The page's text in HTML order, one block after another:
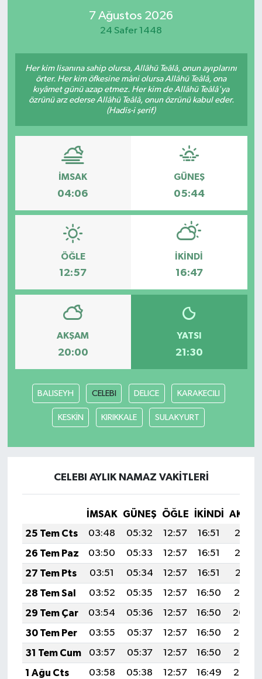
7 Ağustos 2026
24 Safer 1448
Her kim lisanına sahip olursa, Allâhü Teâlâ, onun ayıplarını
örter. Her kim öfkesine mâni olursa Allâhü Teâlâ, ona
kıyâmet günü azap etmez. Her kim de Allâhü Teâlâ'ya
özrünü arz ederse Allâhü Teâlâ, onun özrünü kabul eder.
(Hadis-i şerif)
İMSAK
04:06
GÜNEŞ
05:44
ÖĞLE
12:57
İKINDI
16:47
AKŞAM
20:00
YATSI
21:30
BALISEYH CELEBI DELICE KARAKECILI
KESKİN KIRIKKALE SULAKYURT
CELEBI AYLIK NAMAZ VAKITLERI
İMSAK GÜNEŞ ÖĞLE İKINDI
25 Tem Cts
03:48 05:32 12:57 16:51
20:13
26 Tem Paz
03:50 05:33 12:57 16:51
20:12
27 Tem Pts
03:51 05:34 12:57 16:51
20:11
28 Tem Sal
03:52 05:35 12:57 16:50
20:10
29 Tem Çar
03:54 05:36 12:57 16:50
20:09
30 Tem Per
03:55 05:37 12:57 16:50
20:08
31 Tem Cum
03:57 05:37 12:57 16:50
20:07
1 Ağu Cts
03:58 05:38 12:57 16:49
20:06